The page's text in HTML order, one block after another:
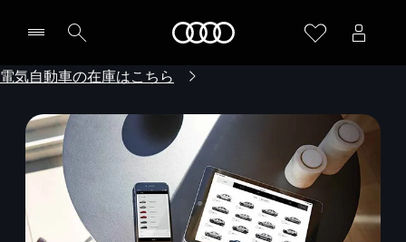
電気自動車の在庫はこちら